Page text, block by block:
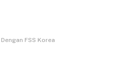
FSS Korea